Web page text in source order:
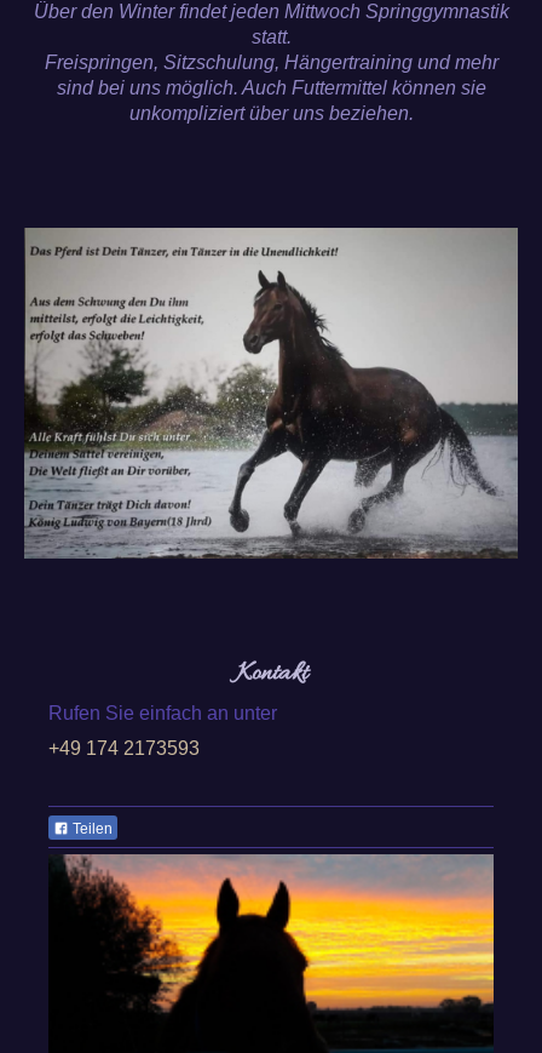
Über den Winter findet jeden Mittwoch Springgymnastik
statt.
Freispringen, Sitzschulung, Hängertraining und mehr
sind bei uns möglich. Auch Futtermittel können sie
unkompliziert über uns beziehen.
Kontakt
Rufen Sie einfach an unter
+49 174 2173593
Teilen